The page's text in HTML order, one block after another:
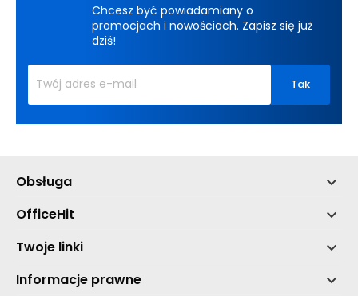
Chcesz być powiadamiany o
promocjach i nowościach. Zapisz się już
dziś!
Obsługa 
OfficeHit 
Twoje linki 
Informacje prawne 